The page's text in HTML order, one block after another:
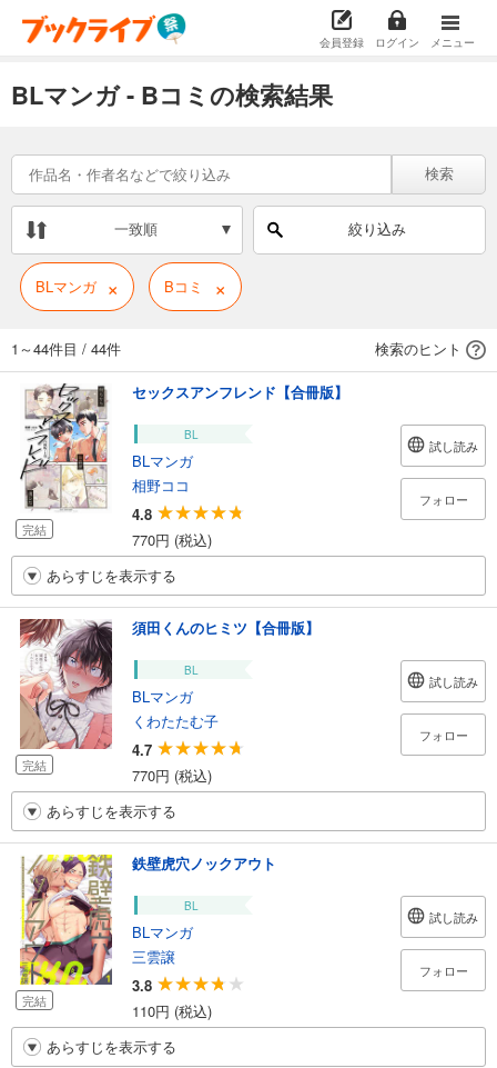
会員登録 ログイン メニュー
BLマンガ - Bコミの検索結果
検索
一致順 絞り込み
BLマンガ × Bコミ ×
1～44件目 / 44件 検索のヒント
完結
セックスアンフレンド【合冊版】
BL
BLマンガ
相野ココ
4.8
770円 (税込)
試し読み
フォロー
あらすじを表示する
完結
須田くんのヒミツ【合冊版】
BL
BLマンガ
くわたたむ子
4.7
770円 (税込)
試し読み
フォロー
あらすじを表示する
完結
鉄壁虎穴ノックアウト
BL
BLマンガ
三雲譲
3.8
110円 (税込)
試し読み
フォロー
あらすじを表示する